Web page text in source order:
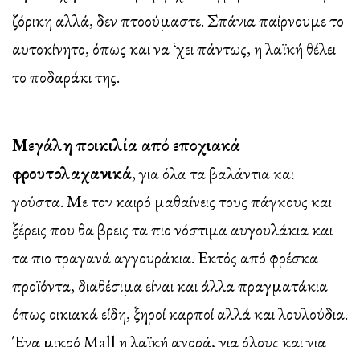
ζόρικη αλλά, δεν πτοούμαστε. Σπάνια παίρνουμε το
αυτοκίνητο, όπως και να ‘χει πάντως, η λαϊκή θέλει
το ποδαράκι της.
Μεγάλη ποικιλία από εποχιακά
φρουτολαχανικά, για όλα τα βαλάντια και
γούστα. Με τον καιρό μαθαίνεις τους πάγκους και
ξέρεις που θα βρεις τα πιο νόστιμα αυγουλάκια και
τα πιο τραγανά αγγουράκια. Εκτός από φρέσκα
προϊόντα, διαθέσιμα είναι και άλλα πραγματάκια
όπως οικιακά είδη, ξηροί καρποί αλλά και λουλούδια.
Ένα μικρό Mall η λαϊκή αγορά, για όλους και για